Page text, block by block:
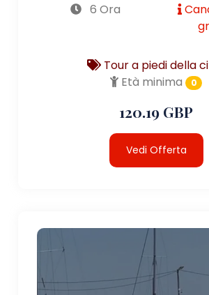
6 Ora
Tour a piedi della
Età minima
0
120.19 GBP
Vedi Offerta